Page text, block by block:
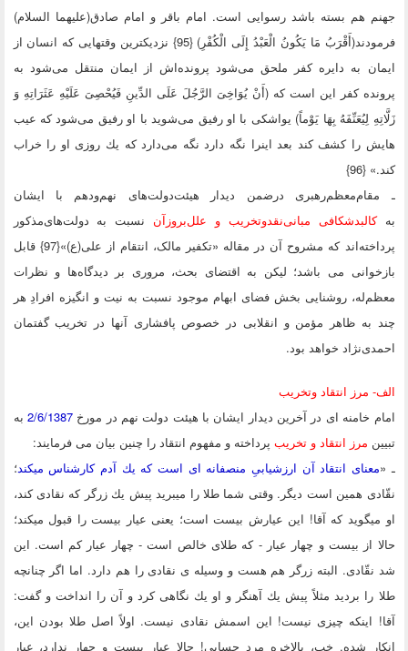
هم بسته باشد رسوایی است. امام باقر و امام صادق(علیهما السلام)
فرمودند(أَقْرَبُ مَا یَكُونُ الْعَبْدُ إِلَى الْكُفْرِ) {95} نزدیكترین وقتهایی كه انسان از
به دایره كفر ملحق می‌شود پرونده‌اش از ایمان منتقل می‌شود به
كفر این است كه (أَنْ یُوَاخِیَ الرَّجُلَ عَلَى الدِّینِ فَیُحْصِیَ عَلَیْهِ عَثَرَاتِهِ وَ
لِیُعَنِّفَهُ بِهَا یَوْماً) یواشكی با او رفیق می‌شوید با او رفیق می‌شود كه عیب
را كشف كند بعد اینرا نگه دارد نگه می‌دارد كه یك روزی او را خراب
درضمن دیدار هیئت‌دولت‌های نهم‌و‌دهم با ایشان
کالبدشکافی مبانی‌نقد‌و‌تخریب و علل‌بروز‌آننسبت ‌به دولت‌های‌مذکور
پرداخته‌اند که مشروح آن در مقاله «تکفیر مالک، انتقام از علی(ع)»{97} قابل
می باشد؛ لیکن به اقتضای بحث، مروری بر دیدگاه‌ها و نظرات
روشنایی بخش فضای ابهام موجود نسبت به نیت و انگیزه افرادِ هر
به ظاهر مؤمن و انقلابی در خصوص پافشاری آنها در تخریب گفتمان
خواهد بود.
مرز انتقاد وتخریب
خامنه ای در آخرین دیدار ایشان با هیئت دولت نهم در مورخ 2/6/1387به
مرز انتقاد و تخريبپرداخته و مفهوم انتقاد را چنین بیان می فرمایند:
انتقاد آن ارزشيابىِ منصفانه اى است كه يك آدم كارشناس ميكند
همين است ديگر. وقتى شما طلا را ميبريد پيش يك زرگر كه نقادى كند،
كه آقا! اين عيارش بيست است؛ يعنى عيار بيست را قبول ميكند؛
از بيست و چهار عيار - كه طلاى خالص است - چهار عيار كم است. اين
البته زرگر هم هست و وسيله ى نقادى را هم دارد. اما اگر چنانچه
را برديد مثلاً پيش يك آهنگر و او يك نگاهى كرد و آن را انداخت و گفت:
اينكه چيزى نيست! اين اسمش نقادى نيست. اولاً اصل طلا بودن اين،
شده. خب، بالاخره مرد حسابى! حالا عيار بيست و چهار ندارد، عيار